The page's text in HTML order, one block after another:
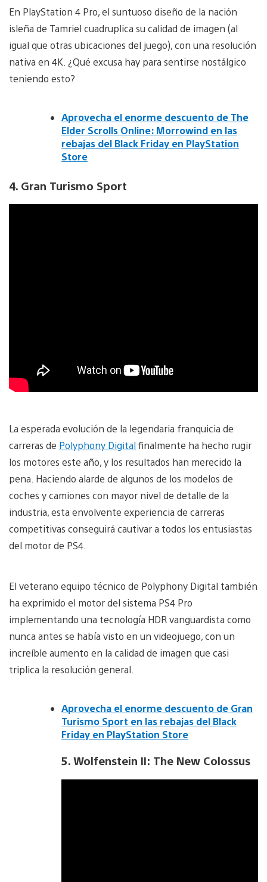
En PlayStation 4 Pro, el suntuoso diseño de la nación
isleña de Tamriel cuadruplica su calidad de imagen (al
igual que otras ubicaciones del juego), con una resolución
nativa en 4K. ¿Qué excusa hay para sentirse nostálgico
teniendo esto?
Aprovecha el enorme descuento de The
Elder Scrolls Online: Morrowind en las
rebajas del Black Friday en PlayStation
Store
4. Gran Turismo Sport
La esperada evolución de la legendaria franquicia de
carreras de Polyphony Digitalfinalmente ha hecho rugir
los motores este año, y los resultados han merecido la
pena. Haciendo alarde de algunos de los modelos de
coches y camiones con mayor nivel de detalle de la
industria, esta envolvente experiencia de carreras
competitivas conseguirá cautivar a todos los entusiastas
del motor de PS4.
El veterano equipo técnico de Polyphony Digital también
ha exprimido el motor del sistema PS4 Pro
implementando una tecnología HDR vanguardista como
nunca antes se había visto en un videojuego, con un
increíble aumento en la calidad de imagen que casi
triplica la resolución general.
Aprovecha el enorme descuento de Gran
Turismo Sport en las rebajas del Black
Friday en PlayStation Store
5. Wolfenstein II: The New Colossus